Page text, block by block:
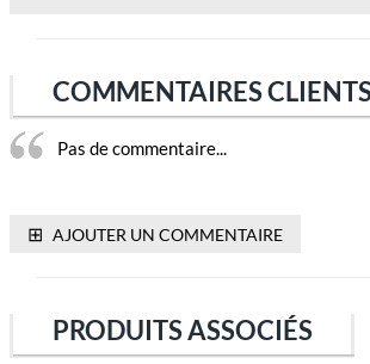
COMMENTAIRES
Pas de commentaire...
⊞ AJOUTER UN COMMENTAIRE
PRODUITS ASSOCIÉS